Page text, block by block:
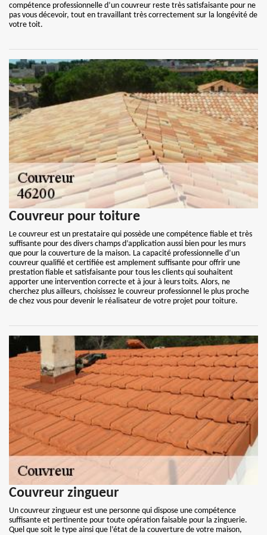
compétence professionnelle d’un couvreur reste très satisfaisante pour ne
pas vous décevoir, tout en travaillant très correctement sur la longévité de
votre toit.
Couvreur pour toiture
Le couvreur est un prestataire qui possède une compétence fiable et très
suffisante pour des divers champs d’application aussi bien pour les murs
que pour la couverture de la maison. La capacité professionnelle d’un
couvreur qualifié et certifiée est amplement suffisante pour offrir une
prestation fiable et satisfaisante pour tous les clients qui souhaitent
apporter une intervention correcte et à jour à leurs toits. Alors, ne
cherchez plus ailleurs, choisissez le couvreur professionnel le plus proche
de chez vous pour devenir le réalisateur de votre projet pour toiture.
Couvreur zingueur
Un couvreur zingueur est une personne qui dispose une compétence
suffisante et pertinente pour toute opération faisable pour la zinguerie.
Quel que soit le type ainsi que l’état de la couverture de votre maison,